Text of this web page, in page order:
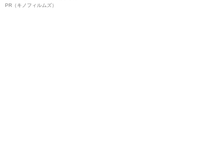
ボ》
PR（キノフィルムズ）